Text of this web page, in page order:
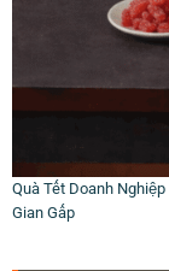
Quà Tết Doanh
Gian Gấp